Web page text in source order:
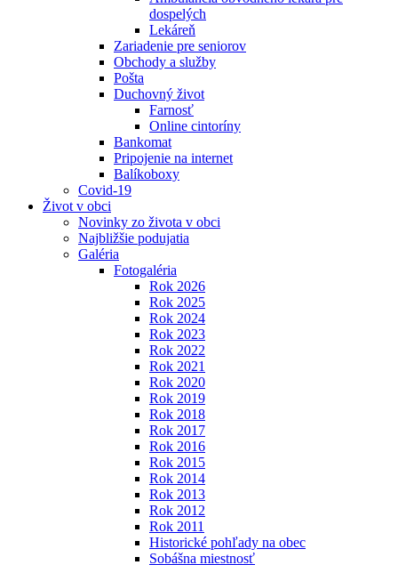
dospelých
Lekáreň
Zariadenie pre seniorov
Obchody a služby
Pošta
Duchovný život
Farnosť
Online cintoríny
Bankomat
Pripojenie na internet
Balíkoboxy
Covid-19
Život v obci
Novinky zo života v obci
Najbližšie podujatia
Galéria
Fotogaléria
Rok 2026
Rok 2025
Rok 2024
Rok 2023
Rok 2022
Rok 2021
Rok 2020
Rok 2019
Rok 2018
Rok 2017
Rok 2016
Rok 2015
Rok 2014
Rok 2013
Rok 2012
Rok 2011
Historické pohľady na obec
Sobášna miestnosť